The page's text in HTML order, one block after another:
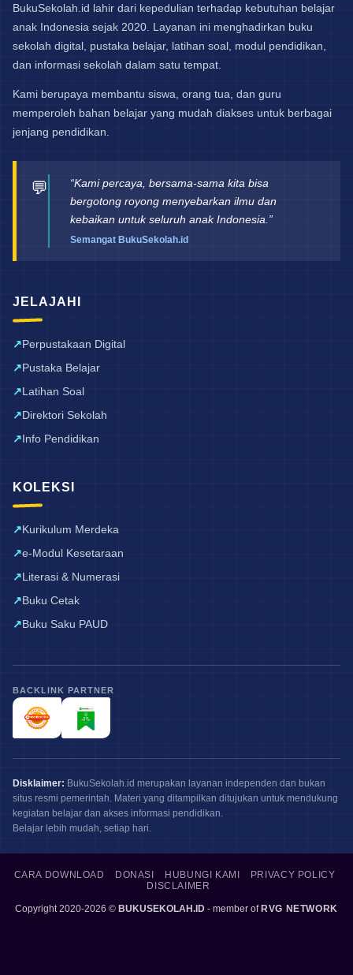
BukuSekolah.id lahir dari kepedulian terhadap kebutuhan belajar
anak Indonesia sejak 2020. Layanan ini menghadirkan buku
sekolah digital, pustaka belajar, latihan soal, modul pendidikan,
dan informasi sekolah dalam satu tempat.
Kami berupaya membantu siswa, orang tua, dan guru
memperoleh bahan belajar yang mudah diakses untuk berbagai
jenjang pendidikan.
💬
“Kami percaya, bersama-sama kita bisa
bergotong royong menyebarkan ilmu dan
kebaikan untuk seluruh anak Indonesia.”
Semangat BukuSekolah.id
JELAJAHI
Perpustakaan Digital
Pustaka Belajar
Latihan Soal
Direktori Sekolah
Info Pendidikan
KOLEKSI
Kurikulum Merdeka
e-Modul Kesetaraan
Literasi & Numerasi
Buku Cetak
Buku Saku PAUD
BACKLINK PARTNER
Disklaimer: BukuSekolah.id merupakan layanan independen dan bukan
situs resmi pemerintah. Materi yang ditampilkan ditujukan untuk mendukung
kegiatan belajar dan akses informasi pendidikan.
Belajar lebih mudah, setiap hari.
CARA DOWNLOAD DONASI HUBUNGI KAMI
PRIVACY POLICY
DISCLAIMER
Copyright 2020-2026 © BUKUSEKOLAH.ID - member of RVG NETWORK